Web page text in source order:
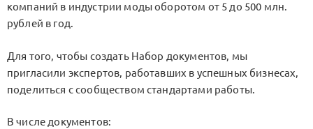
компаний в индустрии моды оборотом от 5 до 500 млн.
рублей в год.
Для того, чтобы создать Набор документов, мы
пригласили экспертов, работавших в успешных бизнесах,
поделиться с сообществом стандартами работы.
В числе документов: